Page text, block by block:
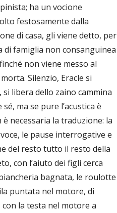
ha un vocione
festosamente dalla
di casa, gli viene detto, per
famiglia non consanguinea
non viene messo al
Silenzio, Eracle si
libera dello zaino cammina
ma se pure l’acustica è
necessaria la traduzione: la
le pause interrogative e
del resto tutto il resto della
con l’aiuto dei figli cerca
bagnata, le roulotte
puntata nel motore, di
la testa nel motore a